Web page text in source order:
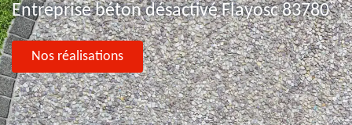
Entreprise béton désactivé Flayosc 83780
Nos réalisations